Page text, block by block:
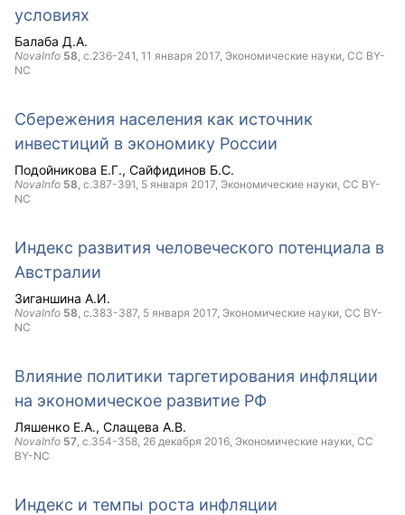
условиях
Балаба Д.А.
NovaInfo 58, с.236-241, 11 января 2017, Экономические науки, CC BY-
NC
Сбережения населения как источник
инвестиций в экономику России
Подойникова Е.Г. Сайфидинов Б.С.
NovaInfo 58, с.387-391, 5 января 2017, Экономические науки, CC BY-
NC
Индекс развития человеческого потенциала в
Австралии
Зиганшина А.И.
NovaInfo 58, с.383-387, 5 января 2017, Экономические науки, CC BY-
NC
Влияние политики таргетирования инфляции
на экономическое развитие РФ
Ляшенко Е.А. Слащева А.В.
NovaInfo 57, с.354-358, 26 декабря 2016, Экономические науки, CC
BY-NC
Индекс и темпы роста инфляции